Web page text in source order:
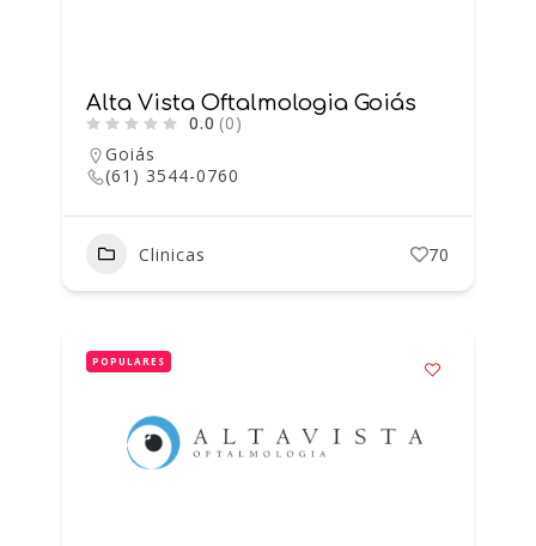
Alta Vista Oftalmologia Goiás
0.0 (0)
Goiás
(61) 3544-0760
Clinicas 70
POPULARES